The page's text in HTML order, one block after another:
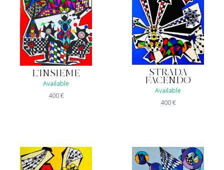
L'INSIEME
Available
400€
STRADA
FACENDO
Available
400€